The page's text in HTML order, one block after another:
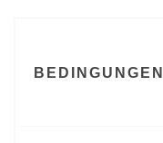
BEDINGUNGEN